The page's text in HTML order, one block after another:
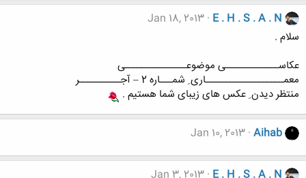
E . H . S . A . N
Jan 18, 2013
سلام .
عکاســـــــــــــی موضوعـــــــــــــــی
معمـــــــــــــــــــاری ِ شمـــاره 2 – آجــــــــــر
منتظر دیدن ِ عکس های زیبای شما هستیم .
Aihab
Jan 10, 2013